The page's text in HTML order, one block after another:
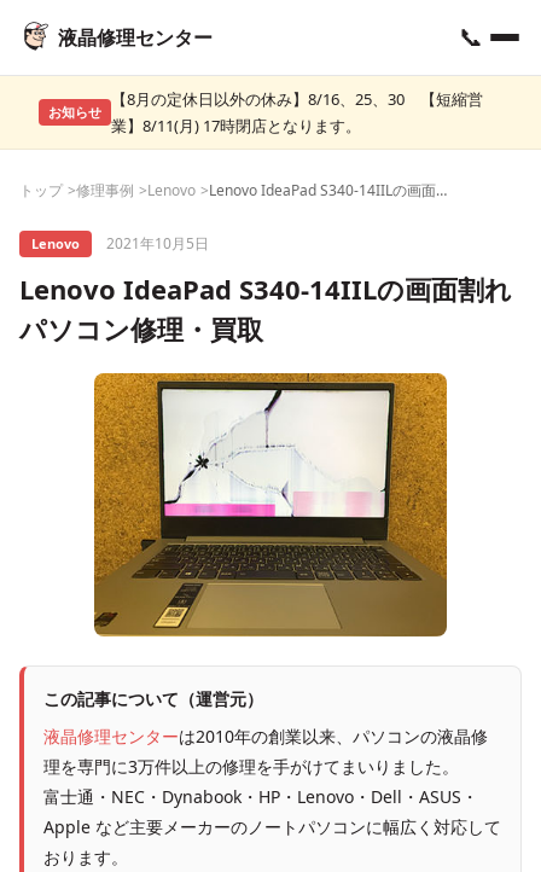
液晶修理センター 📞
お知らせ
【8月の定休日以外の休み】8/16、25、30 【短縮営
業】8/11(月) 17時閉店となります。
トップ 修理事例 Lenovo Lenovo IdeaPad S340-14IILの画面割れ パソコン修理・買取
Lenovo 2021年10月5日
Lenovo IdeaPad S340-14IILの画面割れ
パソコン修理・買取
この記事について（運営元）
液晶修理センターは2010年の創業以来、パソコンの液晶修
理を専門に3万件以上の修理を手がけてまいりました。
富士通・NEC・Dynabook・HP・Lenovo・Dell・ASUS・
Apple など主要メーカーのノートパソコンに幅広く対応して
おります。